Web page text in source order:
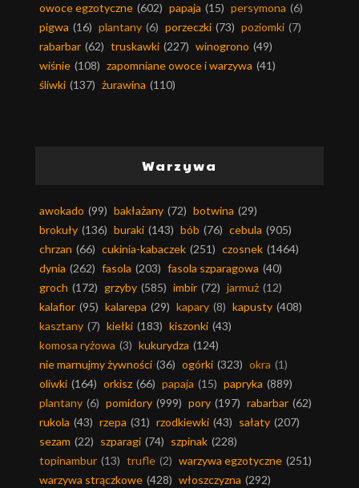
owoce egzotyczne (602) papaja (15) persymona (6)
pigwa (16) plantany (6) porzeczki (73) poziomki (7)
rabarbar (62) truskawki (227) winogrono (49)
wiśnie (108) zapomniane owoce i warzywa (41)
śliwki (137) żurawina (110)
Warzywa
awokado (99) bakłażany (72) botwina (29)
brokuły (136) buraki (143) bób (76) cebula (905)
chrzan (66) cukinia-kabaczek (251) czosnek (1464)
dynia (262) fasola (203) fasola szparagowa (40)
groch (172) grzyby (585) imbir (72) jarmuż (12)
kalafior (95) kalarepa (29) kapary (8) kapusty (408)
kasztany (7) kiełki (183) kiszonki (43)
komosa ryżowa (3) kukurydza (124)
nie marnujmy żywności (36) ogórki (323) okra (1)
oliwki (164) orkisz (66) papaja (15) papryka (889)
plantany (6) pomidory (999) pory (197) rabarbar (62)
rukola (43) rzepa (31) rzodkiewki (43) sałaty (207)
sezam (22) szparagi (74) szpinak (228)
topinambur (13) trufle (2) warzywa egzotyczne (251)
warzywa strączkowe (428) włoszczyzna (292)